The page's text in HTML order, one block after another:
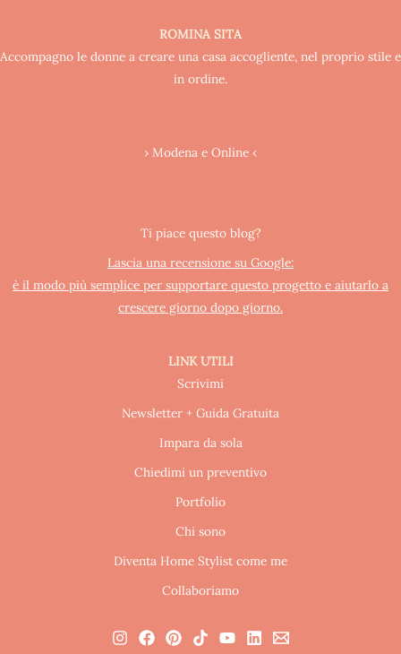
ROMINA SITA
Accompagno le donne a creare una casa accogliente, nel proprio stile e
in ordine.
› Modena e Online ‹
Ti piace questo blog?
Lascia una recensione su Google:
è il modo più semplice per supportare questo progetto e aiutarlo a
crescere giorno dopo giorno.
LINK UTILI
Scrivimi
Newsletter + Guida Gratuita
Impara da sola
Chiedimi un preventivo
Portfolio
Chi sono
Diventa Home Stylist come me
Collaboriamo